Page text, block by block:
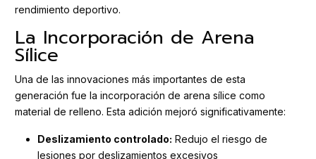
rendimiento deportivo.
La Incorporación de Arena
Sílice
Una de las innovaciones más importantes de esta
generación fue la incorporación de arena sílice como
material de relleno. Esta adición mejoró significativamente:
Deslizamiento controlado: Redujo el riesgo de
lesiones por deslizamientos excesivos